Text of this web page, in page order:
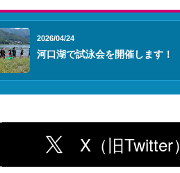
2026/04/24
河口湖で試泳会を開催します！
X（旧Twitter）